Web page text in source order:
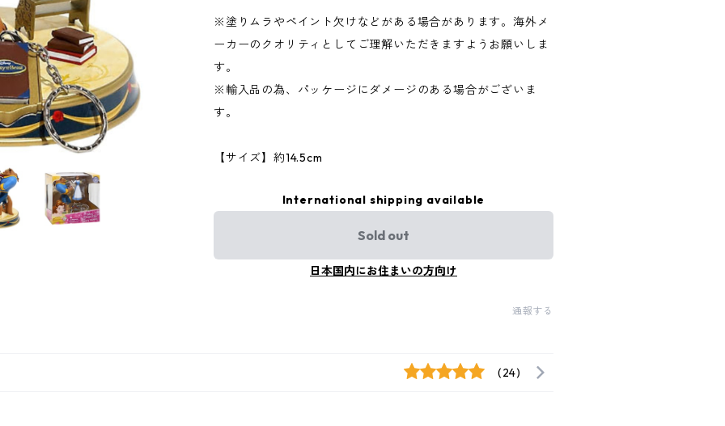
※塗りムラやペイント欠けなどがある場合があります。海外メ
ーカーのクオリティとしてご理解いただきますようお願いしま
す。
※輸入品の為、パッケージにダメージのある場合がございま
す。
【サイズ】約14.5cm
International shipping available
Sold out
日本国内にお住まいの方向け
通報する
(24)